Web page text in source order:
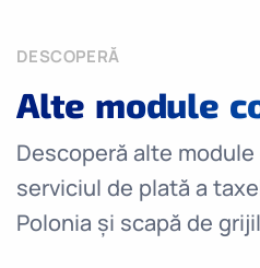
DESCOPERĂ
Alte module
Descoperă alte
serviciul de plată a
Polonia și scapă de